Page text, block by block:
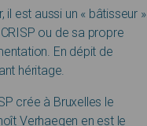
est aussi un « bâtisseur ».
ou de sa propre
En dépit de
héritage.
crée à Bruxelles le
Verhaegen en est le